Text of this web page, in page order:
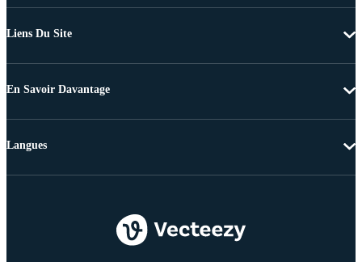
Liens Du Site
En Savoir Davantage
Langues